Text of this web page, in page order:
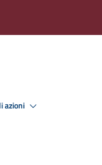
azioni